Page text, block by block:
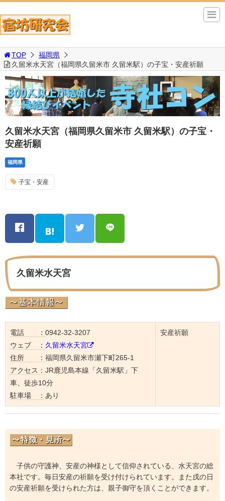
TOP
福岡県
久留米水天宮（福岡県久留米市 久留米駅）の子宝・安産祈願
久留米水天宮（福岡県久留米市 久留米駅）の子宝・
安産祈願
福岡県
子宝・安産
久留米水天宮
電話 ： 0942-32-3207
ウェブ ： 久留米水天宮
住所 ： 福岡県久留米市瀬下町265-1
アクセス： JR鹿児島本線「久留米駅」下
車、徒歩10分
駐車場 ： あり
安産祈願
子供の守護神、安産の神様として信仰されている、水天宮の総
本社です。毎日安産の祈願を受け付けられています。また戌の日
の安産祈願を受けられた方は、親子御守を頂くことができます。